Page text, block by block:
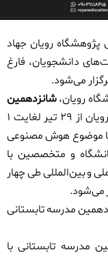
پژوهشگاه رویان جهاد
دانشجویان، فارغ
می‌شود.
رویان،شانزدهمین
بین المللی پژوهشگاه رویان از ۲۹ تیر لغایت ۱
هوش مصنوعی
و متخصصین با
و بین‌المللی طی چهار
می‌شود.
شانزدهمین مدرسه تابستانی
شانزدهمین مدرسه تابستانی با